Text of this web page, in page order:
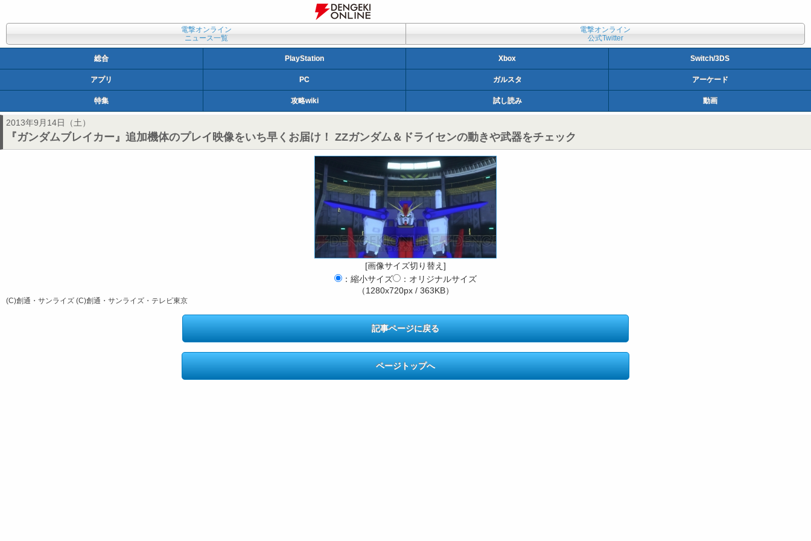
電撃オンライン
ニュース一覧
電撃オンライン
公式Twitter
総合 PlayStation Xbox Switch/3DS
アプリ PC ガルスタ アーケード
特集 攻略wiki 試し読み 動画
2013年9月14日（土）
『ガンダムブレイカー』追加機体のプレイ映像をいち早くお届け！ ZZガンダム＆ドライセンの動きや武器をチェック
[画像サイズ切り替え]
：縮小サイズ
：オリジナルサイズ
（1280x720px / 363KB）
(C)創通・サンライズ (C)創通・サンライズ・テレビ東京
記事ページに戻る
ページトップへ